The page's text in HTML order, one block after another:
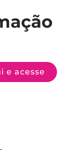
e acesse